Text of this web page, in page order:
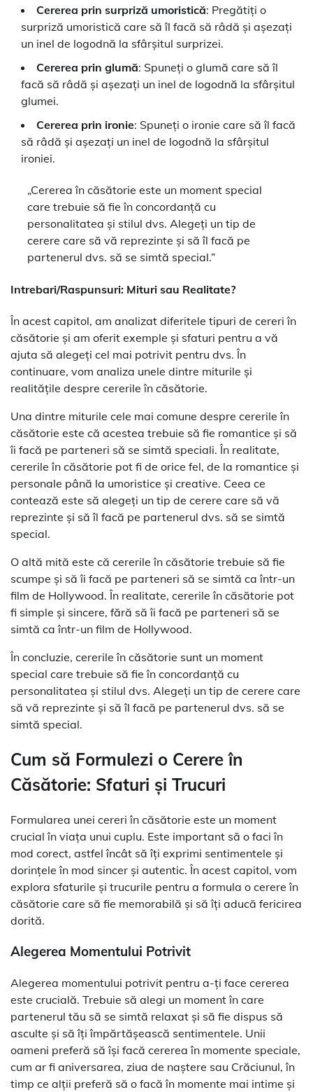
Cererea prin surpriză umoristică: Pregătiți o
surpriză umoristică care să îl facă să râdă și așezați
un inel de logodnă la sfârșitul surprizei.
Cererea prin glumă: Spuneți o glumă care să îl
facă să râdă și așezați un inel de logodnă la sfârșitul
glumei.
Cererea prin ironie: Spuneți o ironie care să îl facă
să râdă și așezați un inel de logodnă la sfârșitul
ironiei.
„Cererea în căsătorie este un moment special
care trebuie să fie în concordanță cu
personalitatea și stilul dvs. Alegeți un tip de
cerere care să vă reprezinte și să îl facă pe
partenerul dvs. să se simtă special.”
Intrebari/Raspunsuri: Mituri sau Realitate?
În acest capitol, am analizat diferitele tipuri de cereri în
căsătorie și am oferit exemple și sfaturi pentru a vă
ajuta să alegeți cel mai potrivit pentru dvs. În
continuare, vom analiza unele dintre miturile și
realitățile despre cererile în căsătorie.
Una dintre miturile cele mai comune despre cererile în
căsătorie este că acestea trebuie să fie romantice și să
îi facă pe parteneri să se simtă speciali. În realitate,
cererile în căsătorie pot fi de orice fel, de la romantice și
personale până la umoristice și creative. Ceea ce
contează este să alegeți un tip de cerere care să vă
reprezinte și să îl facă pe partenerul dvs. să se simtă
special.
O altă mită este că cererile în căsătorie trebuie să fie
scumpe și să îi facă pe parteneri să se simtă ca într-un
film de Hollywood. În realitate, cererile în căsătorie pot
fi simple și sincere, fără să îi facă pe parteneri să se
simtă ca într-un film de Hollywood.
În concluzie, cererile în căsătorie sunt un moment
special care trebuie să fie în concordanță cu
personalitatea și stilul dvs. Alegeți un tip de cerere care
să vă reprezinte și să îl facă pe partenerul dvs. să se
simtă special.
Cum să Formulezi o Cerere în
Căsătorie: Sfaturi și Trucuri
Formularea unei cereri în căsătorie este un moment
crucial în viața unui cuplu. Este important să o faci în
mod corect, astfel încât să îți exprimi sentimentele și
dorințele în mod sincer și autentic. În acest capitol, vom
explora sfaturile și trucurile pentru a formula o cerere în
căsătorie care să fie memorabilă și să îți aducă fericirea
dorită.
Alegerea Momentului Potrivit
Alegerea momentului potrivit pentru a-ți face cererea
este crucială. Trebuie să alegi un moment în care
partenerul tău să se simtă relaxat și să fie dispus să
asculte și să îți împărtășească sentimentele. Unii
oameni preferă să își facă cererea în momente speciale,
cum ar fi aniversarea, ziua de naștere sau Crăciunul, în
timp ce alții preferă să o facă în momente mai intime și